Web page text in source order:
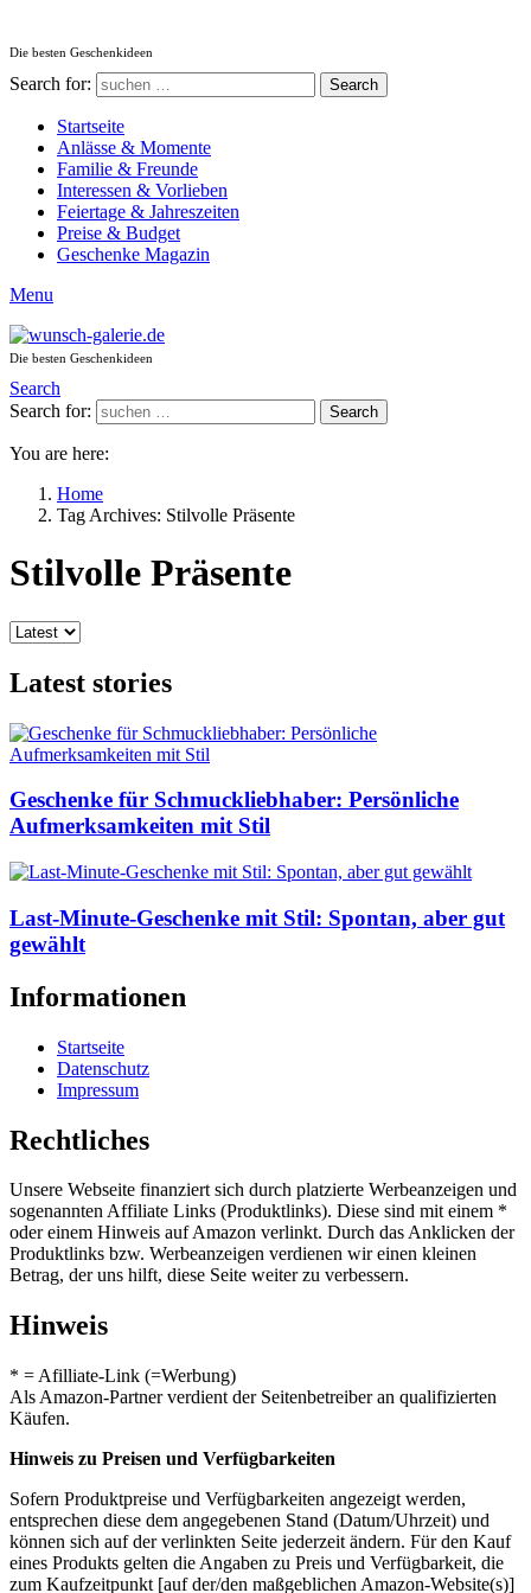
Die besten Geschenkideen
Search for: Search
Startseite
Anlässe & Momente
Familie & Freunde
Interessen & Vorlieben
Feiertage & Jahreszeiten
Preise & Budget
Geschenke Magazin
Menu
Die besten Geschenkideen
Search
Search for:
Search
You are here:
Home
Tag Archives: Stilvolle Präsente
Stilvolle Präsente
Latest stories
Geschenke für Schmuckliebhaber: Persönliche
Aufmerksamkeiten mit Stil
Last-Minute-Geschenke mit Stil: Spontan, aber gut
gewählt
Informationen
Startseite
Datenschutz
Impressum
Rechtliches
Unsere Webseite finanziert sich durch platzierte Werbeanzeigen und
sogenannten Affiliate Links (Produktlinks). Diese sind mit einem *
oder einem Hinweis auf Amazon verlinkt. Durch das Anklicken der
Produktlinks bzw. Werbeanzeigen verdienen wir einen kleinen
Betrag, der uns hilft, diese Seite weiter zu verbessern.
Hinweis
* = Afilliate-Link (=Werbung)
Als Amazon-Partner verdient der Seitenbetreiber an qualifizierten
Käufen.
Hinweis zu Preisen und Verfügbarkeiten
Sofern Produktpreise und Verfügbarkeiten angezeigt werden,
entsprechen diese dem angegebenen Stand (Datum/Uhrzeit) und
können sich auf der verlinkten Seite jederzeit ändern. Für den Kauf
eines Produkts gelten die Angaben zu Preis und Verfügbarkeit, die
zum Kaufzeitpunkt [auf der/den maßgeblichen Amazon-Website(s)]